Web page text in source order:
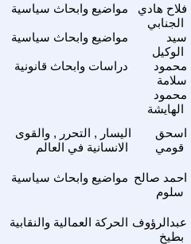
مواضيع وابحاث سياسية
فلاح هادي
الجنابي
مواضيع وابحاث سياسية
سيد
الوكيل
دراسات وابحاث قانونية
محمود
سلامة
محمود
الهايشة
اليسار , التحرر , والقوى
الانسانية في العالم
اسحق
قومي
مواضيع وابحاث سياسية احمد صالح
سلوم
الحركة العمالية والنقابية عبدالرؤوف
بطيخ